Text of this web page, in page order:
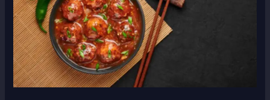
gravy